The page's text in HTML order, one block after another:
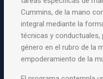
Cummins, de la mano
integral mediante la
técnicas y conductuales,
género en el rubro de la
empoderamiento de la